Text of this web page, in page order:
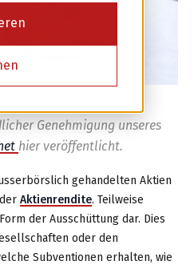
werden
oder
werden
Genehmigung unseres
hier veröffentlicht.
gehandelten Aktien
Aktienrendite. Teilweise
der Ausschüttung dar. Dies
oder den
Subventionen erhalten, wie